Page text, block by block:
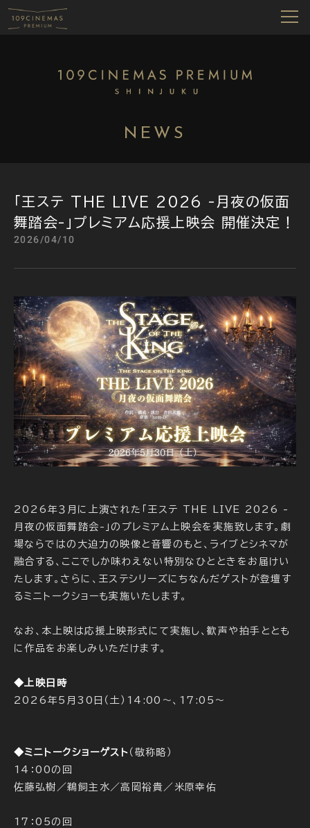
NEWS
「王ステ THE LIVE 2026 -月夜の仮面
舞踏会-」プレミアム応援上映会 開催決定！
2026/04/10
2026年３月に上演された「王ステ THE LIVE 2026 -
月夜の仮面舞踏会-」のプレミアム上映会を実施致します。劇
場ならではの大迫力の映像と音響のもと、ライブとシネマが
融合する、ここでしか味わえない特別なひとときをお届けい
たします。さらに、王ステシリーズにちなんだゲストが登壇す
るミニトークショーも実施いたします。
なお、本上映は応援上映形式にて実施し、歓声や拍手ととも
に作品をお楽しみいただけます。
◆上映日時
2026年5月30日（土）14:00～、17:05～
◆ミニトークショーゲスト （敬称略）
14：00の回
佐藤弘樹／鵜飼主水／高岡裕貴／米原幸佑
17：05の回